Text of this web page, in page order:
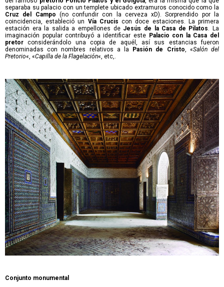
separaba su palacio con un templete ubicado extramuros conocido como la
Cruz del Campo (no confundir con la cerveza xD). Sorprendido por la
coincidencia, estableció un Vía Crucis con doce estaciones. La primera
estación era la salida a empellones de Jesús de la Casa de Pilatos. La
imaginación popular contribuyó a identificar este Palacio con la Casa del
pretor considerándolo una copia de aquél, así sus estancias fueron
denominadas con nombres relativos a la
Pasión de Cristo, «Salón del
Pretorio«, «Capilla de la Flagelación«, etc,.
Conjunto monumental